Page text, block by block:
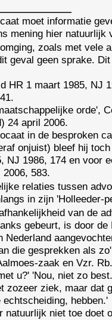
moet informatie
mening hier
zoals met vele
geval geen sprake.
HR 1 maart 1985, NJ
orde',
24 april 2006.
in de besproken
onjuist) bleef hij
NJ 1986, 174 en voor
583.
relaties tussen
in zijn 'Holleeder-
van de
gebeurt, is door
Nederland
die gesprekken als
zaak en Vzr.
u?' 'Nou, niet zo
zozeer ziek, maar dat
hebben.'
natuurlijk niet toe doet